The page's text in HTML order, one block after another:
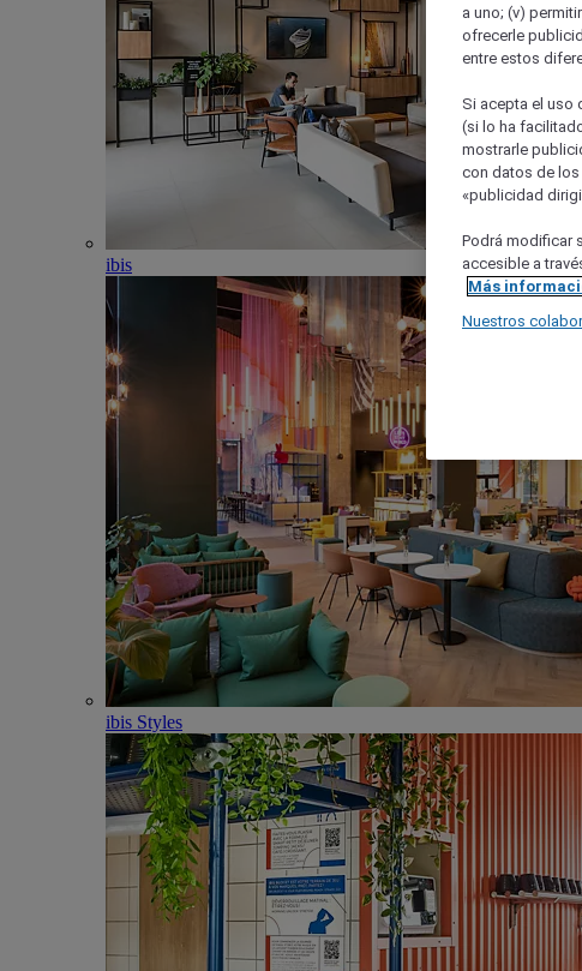
ibis
ibis Styles
a uno; (v)
ofrecerle
entre estos
Si acepta el uso
(si lo ha
mostrarle
con datos de
«publicidad
Podrá modificar
accesible a
Más
Nuestros